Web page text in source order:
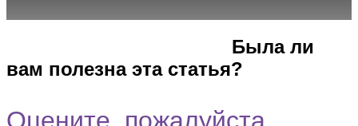
Была ли
вам полезна эта статья?
Оцените, пожалуйста